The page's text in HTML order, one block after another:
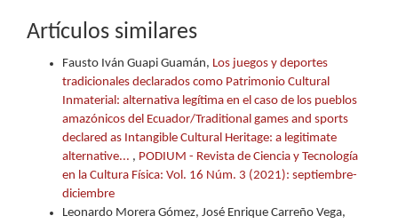
Artículos similares
Fausto Iván Guapi Guamán, Los juegos y deportes
tradicionales declarados como Patrimonio Cultural
Inmaterial: alternativa legítima en el caso de los pueblos
amazónicos del Ecuador/Traditional games and sports
declared as Intangible Cultural Heritage: a legitimate
alternative... , PODIUM - Revista de Ciencia y Tecnología
en la Cultura Física: Vol. 16 Núm. 3 (2021): septiembre-
diciembre
Leonardo Morera Gómez, José Enrique Carreño Vega,